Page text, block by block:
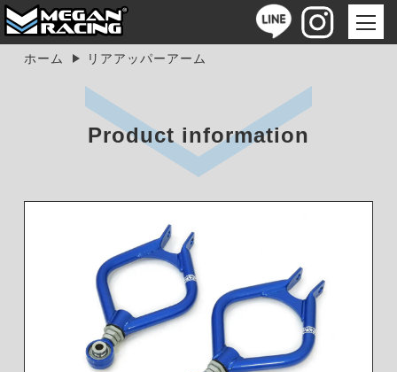
ホーム リアアッパーアーム
Product information